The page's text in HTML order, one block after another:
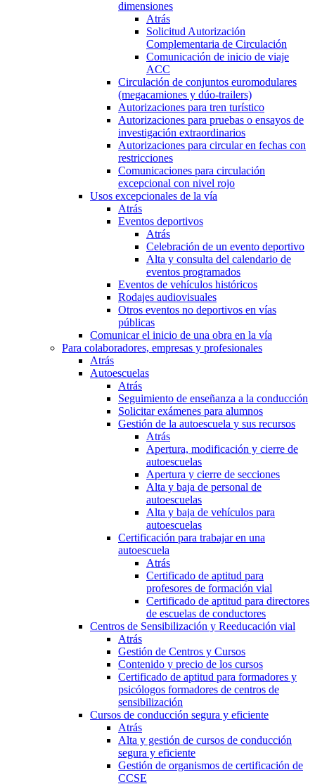
dimensiones
Atrás
Solicitud Autorización
Complementaria de Circulación
Comunicación de inicio de viaje
ACC
Circulación de conjuntos euromodulares
(megacamiones y dúo-trailers)
Autorizaciones para tren turístico
Autorizaciones para pruebas o ensayos de
investigación extraordinarios
Autorizaciones para circular en fechas con
restricciones
Comunicaciones para circulación
excepcional con nivel rojo
Usos excepcionales de la vía
Atrás
Eventos deportivos
Atrás
Celebración de un evento deportivo
Alta y consulta del calendario de
eventos programados
Eventos de vehículos históricos
Rodajes audiovisuales
Otros eventos no deportivos en vías
públicas
Comunicar el inicio de una obra en la vía
Para colaboradores, empresas y profesionales
Atrás
Autoescuelas
Atrás
Seguimiento de enseñanza a la conducción
Solicitar exámenes para alumnos
Gestión de la autoescuela y sus recursos
Atrás
Apertura, modificación y cierre de
autoescuelas
Apertura y cierre de secciones
Alta y baja de personal de
autoescuelas
Alta y baja de vehículos para
autoescuelas
Certificación para trabajar en una
autoescuela
Atrás
Certificado de aptitud para
profesores de formación vial
Certificado de aptitud para directores
de escuelas de conductores
Centros de Sensibilización y Reeducación vial
Atrás
Gestión de Centros y Cursos
Contenido y precio de los cursos
Certificado de aptitud para formadores y
psicólogos formadores de centros de
sensibilización
Cursos de conducción segura y eficiente
Atrás
Alta y gestión de cursos de conducción
segura y eficiente
Gestión de organismos de certificación de
CCSE